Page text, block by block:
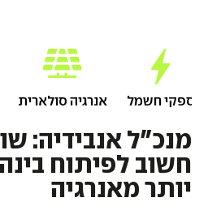
ספקי חשמל אנרגיה סולארית
מנכ"ל אנבידיה:
חשוב לפיתוח
יותר מאנרגיה